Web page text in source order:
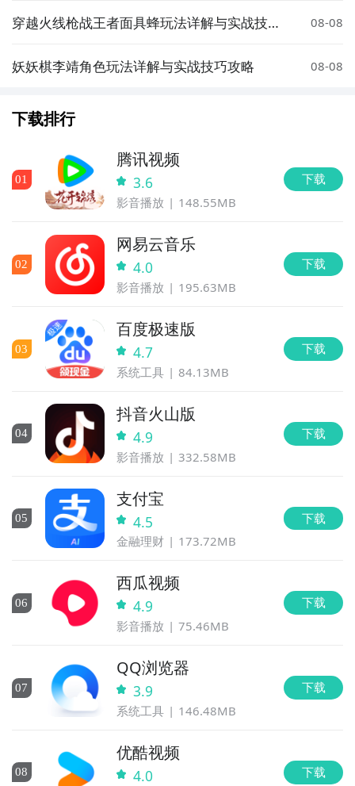
穿越火线枪战王者面具蜂玩法详解与实战技巧
08-08
妖妖棋李靖角色玩法详解与实战技巧攻略 08-08
下载排行
01
腾讯视频
3.6
影音播放 148.55MB
下载
02
网易云音乐
4.0
影音播放 195.63MB
下载
03
百度极速版
4.7
系统工具 84.13MB
下载
04
抖音火山版
4.9
影音播放 332.58MB
下载
05
支付宝
4.5
金融理财 173.72MB
下载
06
西瓜视频
4.9
影音播放 75.46MB
下载
07
QQ浏览器
3.9
系统工具 146.48MB
下载
08
优酷视频
4.0 下载